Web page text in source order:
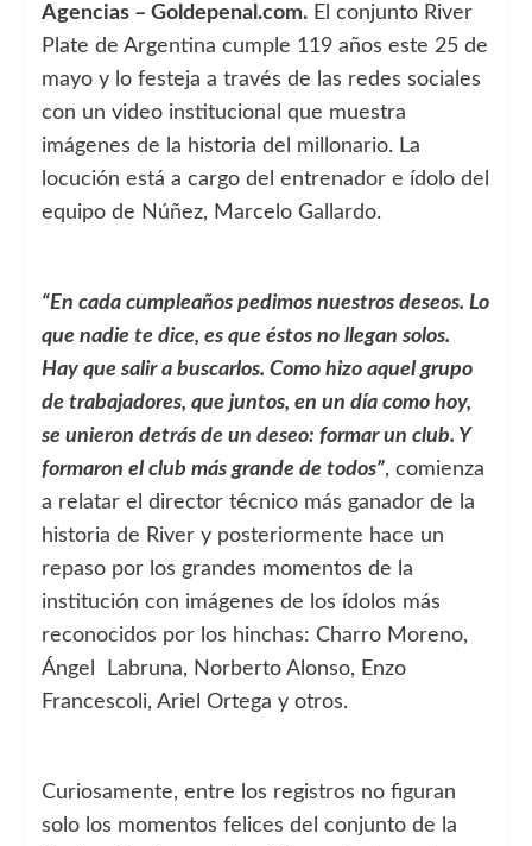
Agencias – Goldepenal.com. El conjunto River
Plate de Argentina cumple 119 años este 25 de
mayo y lo festeja a través de las redes sociales
con un video institucional que muestra
imágenes de la historia del millonario. La
locución está a cargo del entrenador e ídolo del
equipo de Núñez, Marcelo Gallardo.
“En cada cumpleaños pedimos nuestros deseos. Lo
que nadie te dice, es que éstos no llegan solos.
Hay que salir a buscarlos. Como hizo aquel grupo
de trabajadores, que juntos, en un día como hoy,
se unieron detrás de un deseo: formar un club. Y
formaron el club más grande de todos”, comienza
a relatar el director técnico más ganador de la
historia de River y posteriormente hace un
repaso por los grandes momentos de la
institución con imágenes de los ídolos más
reconocidos por los hinchas: Charro Moreno,
Ángel Labruna, Norberto Alonso, Enzo
Francescoli, Ariel Ortega y otros.
Curiosamente, entre los registros no figuran
solo los momentos felices del conjunto de la